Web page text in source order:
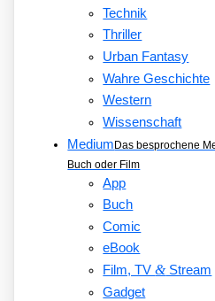
Technik
Thriller
Urban Fantasy
Wahre Geschichte
Western
Wissenschaft
MediumDas besprochene
Buch oder Film
App
Buch
Comic
eBook
Film, TV&Stream
Gadget